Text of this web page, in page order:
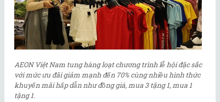
AEON Việt Nam tung hàng loạt chương trình lễ hội đặc sắc
với mức ưu đãi giảm mạnh đến 70% cùng nhiều hình thức
khuyến mãi hấp dẫn như đồng giá, mua 3 tặng 1, mua 1
tặng 1.